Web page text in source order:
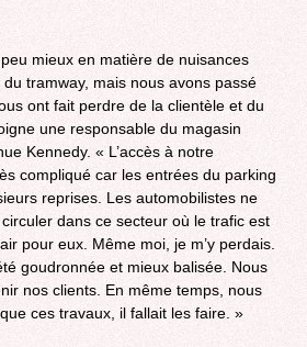
mieux en matière de nuisances
tramway, mais nous avons passé
ont fait perdre de la clientèle et du
une responsable du magasin
Kennedy. « L’accès à notre
compliqué car les entrées du parking
reprises. Les automobilistes ne
dans ce secteur où le trafic est
pour eux. Même moi, je m’y perdais.
goudronnée et mieux balisée. Nous
nos clients. En même temps, nous
ces travaux, il fallait les faire. »